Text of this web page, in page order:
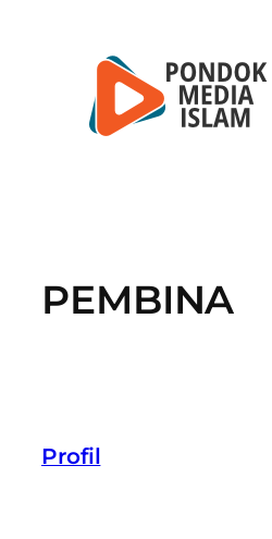
PEMBINA
Profil